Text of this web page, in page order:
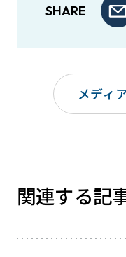
SHARE
メディ
関連する記